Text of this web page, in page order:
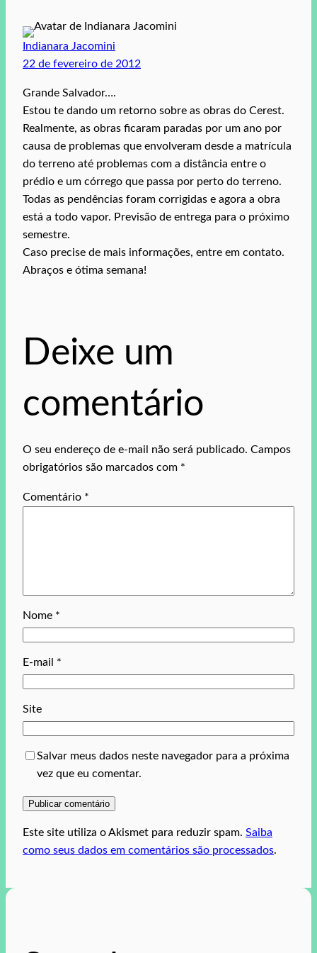
Indianara Jacomini
22 de fevereiro de 2012
Grande Salvador….
Estou te dando um retorno sobre as obras do Cerest.
Realmente, as obras ficaram paradas por um ano por
causa de problemas que envolveram desde a matrícula
do terreno até problemas com a distância entre o
prédio e um córrego que passa por perto do terreno.
Todas as pendências foram corrigidas e agora a obra
está a todo vapor. Previsão de entrega para o próximo
semestre.
Caso precise de mais informações, entre em contato.
Abraços e ótima semana!
Deixe um
comentário
O seu endereço de e-mail não será publicado. Campos
obrigatórios são marcados com *
Comentário *
Nome *
E-mail *
Site
Salvar meus dados neste navegador para a próxima
vez que eu comentar.
Este site utiliza o Akismet para reduzir spam. Saiba
como seus dados em comentários são processados.